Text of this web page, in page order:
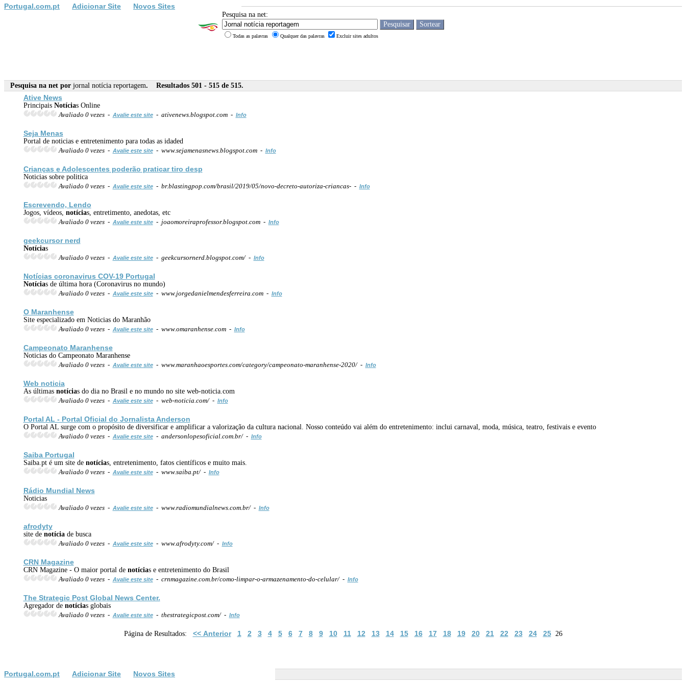
Portugal.com.pt Adicionar Site Novos Sites
Pesquisa na net:
Todas as palavras Qualquer das palavras Excluir sites adultos
Pesquisa na net por jornal notícia reportagem. Resultados 501 - 515 de 515.
Ative News
Principais Notícias Online
Avaliado 0 vezes - Avalie este site- ativenews.blogspot.com - Info
Seja Menas
Portal de noticias e entretenimento para todas as idaded
Avaliado 0 vezes - Avalie este site- www.sejamenasnews.blogspot.com - Info
Crianças e Adolescentes poderão praticar tiro desp
Noticias sobre politica
Avaliado 0 vezes - Avalie este site- br.blastingpop.com/brasil/2019/05/novo-decreto-autoriza-criancas- - Info
Escrevendo, Lendo
Jogos, vídeos, notícias, entretimento, anedotas, etc
Avaliado 0 vezes - Avalie este site- joaomoreiraprofessor.blogspot.com - Info
geekcursor nerd
Notícias
Avaliado 0 vezes - Avalie este site- geekcursornerd.blogspot.com/ - Info
Notícias coronavirus COV-19 Portugal
Notícias de última hora (Coronavirus no mundo)
Avaliado 0 vezes - Avalie este site- www.jorgedanielmendesferreira.com - Info
O Maranhense
Site especializado em Noticias do Maranhão
Avaliado 0 vezes - Avalie este site- www.omaranhense.com - Info
Campeonato Maranhense
Noticias do Campeonato Maranhense
Avaliado 0 vezes - Avalie este site- www.maranhaoesportes.com/category/campeonato-maranhense-2020/ - Info
Web noticia
As últimas notícias do dia no Brasil e no mundo no site web-noticia.com
Avaliado 0 vezes - Avalie este site- web-noticia.com/ - Info
Portal AL - Portal Oficial do Jornalista Anderson
O Portal AL surge com o propósito de diversificar e amplificar a valorização da cultura nacional. Nosso conteúdo vai além do entretenimento: inclui carnaval, moda, música, teatro, festivais e evento
Avaliado 0 vezes - Avalie este site- andersonlopesoficial.com.br/ - Info
Saiba Portugal
Saiba.pt é um site de notícias, entretenimento, fatos científicos e muito mais.
Avaliado 0 vezes - Avalie este site- www.saiba.pt/ - Info
Rádio Mundial News
Noticias
Avaliado 0 vezes - Avalie este site- www.radiomundialnews.com.br/ - Info
afrodyty
site de notíciade busca
Avaliado 0 vezes - Avalie este site- www.afrodyty.com/ - Info
CRN Magazine
CRN Magazine - O maior portal de notícias e entretenimento do Brasil
Avaliado 0 vezes - Avalie este site- crnmagazine.com.br/como-limpar-o-armazenamento-do-celular/ - Info
The Strategic Post Global News Center.
Agregador de notícias globais
Avaliado 0 vezes - Avalie este site- thestrategicpost.com/ - Info
Página de Resultados: << Anterior 1 2 3 4 5 6 7 8 9 10 11 12 13 14 15 16 17 18 19 20 21 22 23 24 2526
Portugal.com.pt Adicionar Site Novos Sites